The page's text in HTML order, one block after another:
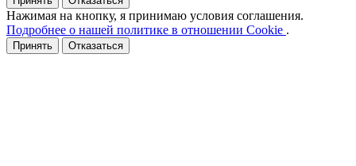
Нажимая на кнопку, я принимаю условия соглашения.
Подробнее о нашей политике в отношении Cookie .
Принять Отказаться